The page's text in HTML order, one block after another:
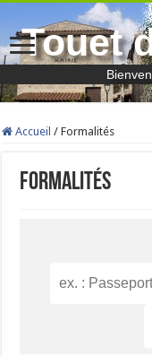
Touet
Accueil / Formalités
Formalités